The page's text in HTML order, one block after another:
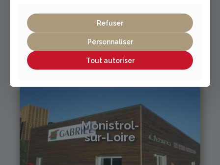
Vichy / Cusset
04 70 97 56 39
cusset@gabriel-sa.fr
Monistrol-
sur-Loire
Refuser
Personnaliser
Tout autoriser